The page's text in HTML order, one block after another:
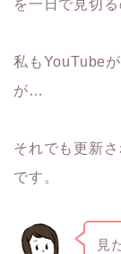
を一日で見切
私もYouTube
が…
それでも更新
です。
見